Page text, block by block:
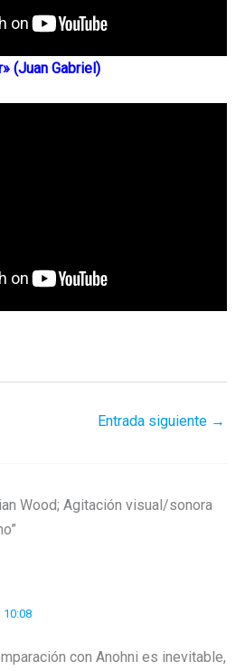
(Juan Gabriel)
Entrada siguiente →
Wood; Agitación visual/sonora
con Anohni es inevitable,